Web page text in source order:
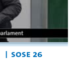
SoSe 26